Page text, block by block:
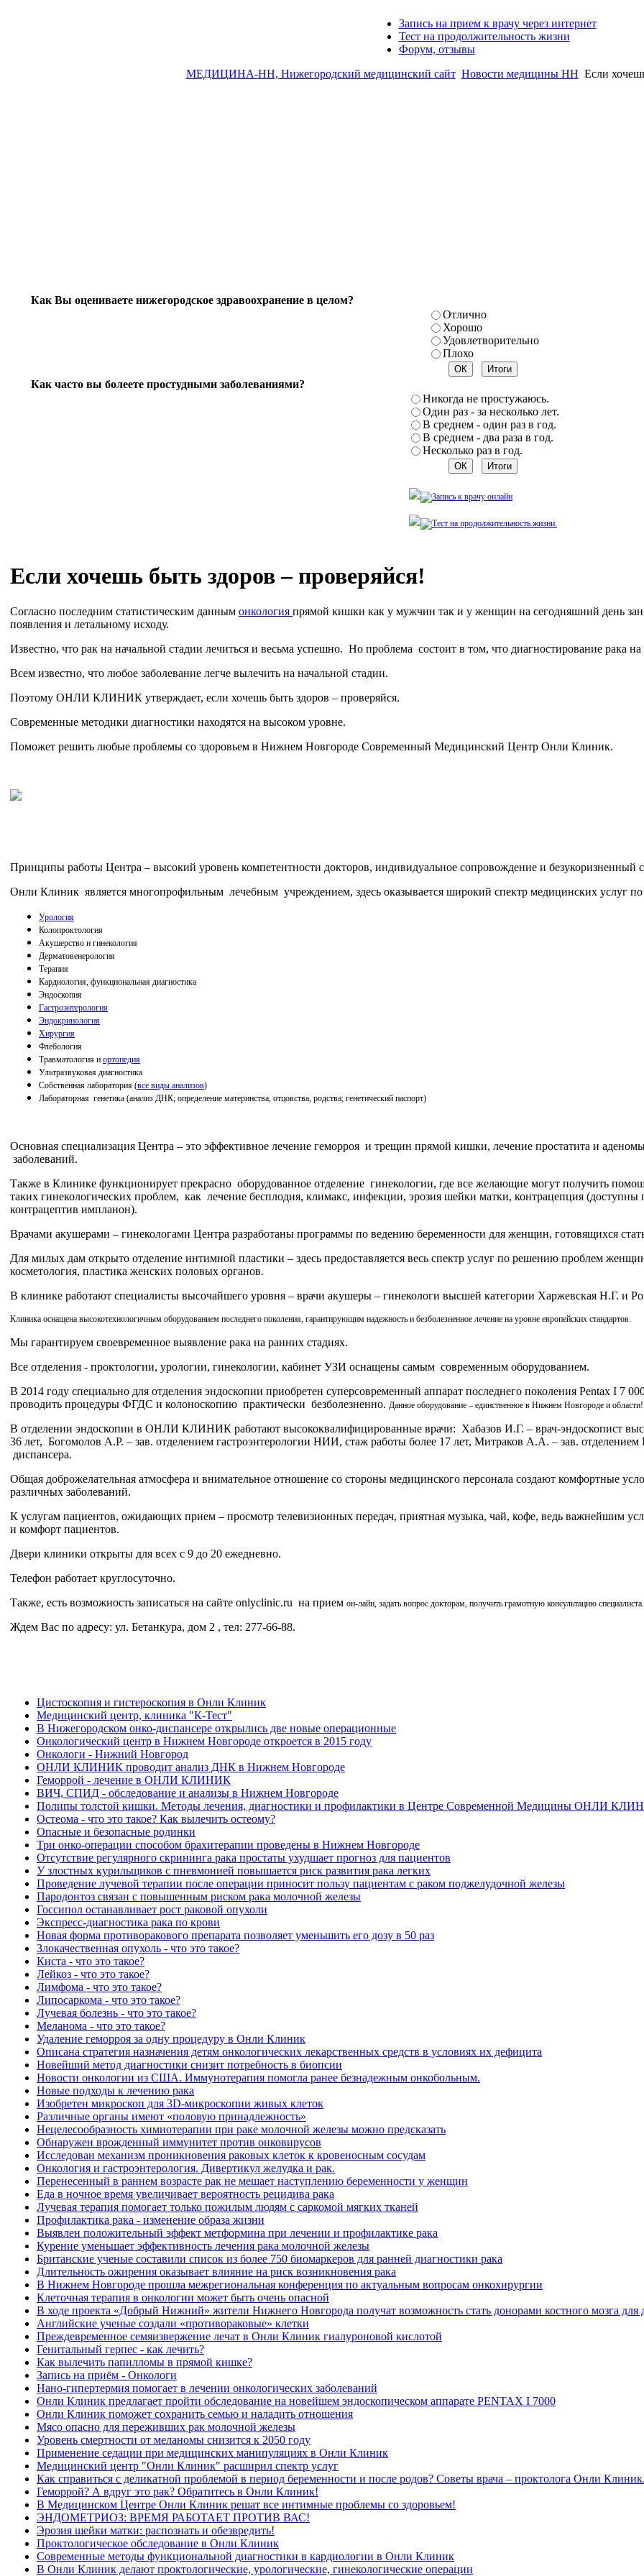
Запись на прием к врачу через интернет
Тест на продолжительность жизни
Форум, отзывы
МЕДИЦИНА-НН, Нижегородский медицинский сайт Новости медицины НН Если
Как Вы оцениваете нижегородское здравоохранение в целом?
Отлично
Хорошо
Удовлетворительно
Плохо
Как часто вы болеете простудными заболеваниями?
Никогда не простужаюсь.
Один раз - за несколько лет.
В среднем - один раз в год.
В среднем - два раза в год.
Несколько раз в год.
Если хочешь быть здоров – проверяйся!
Согласно последним статистическим данным онкология прямой кишки как у мужчин так и у женщин на сегодняшний день
появления и летальному исходу.
Известно, что рак на начальной стадии лечиться и весьма успешно. Но проблема состоит в том, что диагностирование рака
Всем известно, что любое заболевание легче вылечить на начальной стадии.
Поэтому ОНЛИ КЛИНИК утверждает, если хочешь быть здоров – проверяйся.
Современные методики диагностики находятся на высоком уровне.
Поможет решить любые проблемы со здоровьем в Нижнем Новгороде Современный Медицинский Центр Онли Клиник.
Принципы работы Центра – высокий уровень компетентности докторов, индивидуальное сопровождение и безукоризненный
Онли Клиник является многопрофильным лечебным учреждением, здесь оказывается широкий спектр медицинских услуг
Урология
Колопроктология
Акушерство и гинекология
Дерматовенерология
Терапия
Кардиология, функциональная диагностика
Эндоскопия
Гастроэнтерология
Эндокринология
Хирургия
Флебология
Травматология и ортопедия
Ультразвуковая диагностика
Собственная лаборатория (все виды анализов)
Лабораторная генетика (анализ ДНК; определение материнства, отцовства, родства; генетический паспорт)
Основная специализация Центра – это эффективное лечение геморроя и трещин прямой кишки, лечение простатита и
заболеваний.
Также в Клинике функционирует прекрасно оборудованное отделение гинекологии, где все желающие могут получить
таких гинекологических проблем, как лечение бесплодия, климакс, инфекции, эрозия шейки матки, контрацепция
контрацептив импланон).
Врачами акушерами – гинекологами Центра разработаны программы по ведению беременности для женщин, готовящихся
Для милых дам открыто отделение интимной пластики – здесь предоставляется весь спектр услуг по решению проблем
косметология, пластика женских половых органов.
В клинике работают специалисты высочайшего уровня – врачи акушеры – гинекологи высшей категории Харжевская Н.Г. и
Клиника оснащена высокотехнологичным оборудованием последнего поколения, гарантирующим надежность и безболезненное лечение на уровне европейских стандартов.
Мы гарантируем своевременное выявление рака на ранних стадиях.
Все отделения - проктологии, урологии, гинекологии, кабинет УЗИ оснащены самым современным оборудованием.
В 2014 году специально для отделения эндоскопии приобретен суперсовременный аппарат последнего поколения Pentax I 7
проводить процедуры ФГДС и колоноскопию практически безболезненно. Данное оборудование – единственное в Нижнем Новгороде и области!
В отделении эндоскопии в ОНЛИ КЛИНИК работают высококвалифицированные врачи: Хабазов И.Г. – врач-эндоскопист
36 лет, Богомолов А.Р. – зав. отделением гастроэнтерологии НИИ, стаж работы более 17 лет, Митраков А.А. – зав.
диспансера.
Общая доброжелательная атмосфера и внимательное отношение со стороны медицинского персонала создают комфортные
различных заболеваний.
К услугам пациентов, ожидающих прием – просмотр телевизионных передач, приятная музыка, чай, кофе, ведь важнейшим
и комфорт пациентов.
Двери клиники открыты для всех с 9 до 20 ежедневно.
Телефон работает круглосуточно.
Также, есть возможность записаться на сайте onlyclinic.ru на прием он-лайн, задать вопрос докторам, получить грамотную консультацию специалиста.
Ждем Вас по адресу: ул. Бетанкура, дом 2 , тел: 277-66-88.
Цистоскопия и гистероскопия в Онли Клиник
Медицинский центр, клиника "К-Тест"
В Нижегородском онко-диспансере открылись две новые операционные
Онкологический центр в Нижнем Новгороде откроется в 2015 году
Онкологи - Нижний Новгород
ОНЛИ КЛИНИК проводит анализ ДНК в Нижнем Новгороде
Геморрой - лечение в ОНЛИ КЛИНИК
ВИЧ, СПИД - обследование и анализы в Нижнем Новгороде
Полипы толстой кишки. Методы лечения, диагностики и профилактики в Центре Современной Медицины ОНЛИ
Остеома - что это такое? Как вылечить остеому?
Опасные и безопасные родинки
Три онко-операции способом брахитерапии проведены в Нижнем Новгороде
Отсутствие регулярного скрининга рака простаты ухудшает прогноз для пациентов
У злостных курильщиков с пневмонией повышается риск развития рака легких
Проведение лучевой терапии после операции приносит пользу пациентам с раком поджелудочной железы
Пародонтоз связан с повышенным риском рака молочной железы
Госсипол останавливает рост раковой опухоли
Экспресс-диагностика рака по крови
Новая форма противоракового препарата позволяет уменьшить его дозу в 50 раз
Злокачественная опухоль - что это такое?
Киста - что это такое?
Лейкоз - что это такое?
Лимфома - что это такое?
Липосаркома - что это такое?
Лучевая болезнь - что это такое?
Меланома - что это такое?
Удаление геморроя за одну процедуру в Онли Клиник
Описана стратегия назначения детям онкологических лекарственных средств в условиях их дефицита
Новейший метод диагностики снизит потребность в биопсии
Новости онкологии из США. Иммунотерапия помогла ранее безнадежным онкобольным.
Новые подходы к лечению рака
Изобретен микроскоп для 3D-микроскопии живых клеток
Различные органы имеют «половую принадлежность»
Нецелесообразность химиотерапии при раке молочной железы можно предсказать
Обнаружен врожденный иммунитет против онковирусов
Исследован механизм проникновения раковых клеток к кровеносным сосудам
Онкология и гастроэнтерология. Дивертикул желудка и рак.
Перенесенный в раннем возрасте рак не мешает наступлению беременности у женщин
Еда в ночное время увеличивает вероятность рецидива рака
Лучевая терапия помогает только пожилым людям с саркомой мягких тканей
Профилактика рака - изменение образа жизни
Выявлен положительный эффект метформина при лечении и профилактике рака
Курение уменьшает эффективность лечения рака молочной железы
Британские ученые составили список из более 750 биомаркеров для ранней диагностики рака
Длительность ожирения оказывает влияние на риск возникновения рака
В Нижнем Новгороде прошла межрегиональная конференция по актуальным вопросам онкохирургии
Клеточная терапия в онкологии может быть очень опасной
В ходе проекта «Добрый Нижний» жители Нижнего Новгорода получат возможность стать донорами костного мозга для
Английские ученые создали «противораковые» клетки
Преждевременное семяизвержение лечат в Онли Клиник гиалуроновой кислотой
Генитальный герпес - как лечить?
Как вылечить папилломы в прямой кишке?
Запись на приём - Онкологи
Нано-гипертермия помогает в лечении онкологических заболеваний
Онли Клиник предлагает пройти обследование на новейшем эндоскопическом аппарате PENTAX I 7000
Онли Клиник поможет сохранить семью и наладить отношения
Мясо опасно для переживших рак молочной железы
Уровень смертности от меланомы снизится к 2050 году
Применение седации при медицинских манипуляциях в Онли Клиник
Медицинский центр "Онли Клиник" расширил спектр услуг
Как справиться с деликатной проблемой в период беременности и после родов? Советы врача – проктолога Онли
Геморрой? А вдруг это рак? Обратитесь в Онли Клиник!
В Медицинском Центре Онли Клиник решат все интимные проблемы со здоровьем!
ЭНДОМЕТРИОЗ: ВРЕМЯ РАБОТАЕТ ПРОТИВ ВАС!
Эрозия шейки матки: распознать и обезвредить!
Проктологическое обследование в Онли Клиник
Современные методы функциональной диагностики в кардиологии в Онли Клиник
В Онли Клиник делают проктологические, урологические, гинекологические операции